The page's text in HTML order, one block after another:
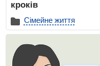
кроків
Сімейне життя